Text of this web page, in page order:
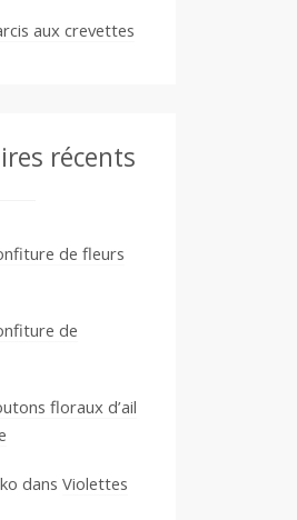
aux crevettes
récents
de fleurs
de
floraux d’ail
dans Violettes